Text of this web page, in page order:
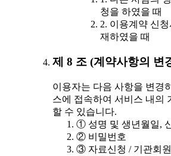
청을 하였을 때
2. 이용계약 신
재하였을 때
제 8 조 (계약사항의 변
이용자는 다음 사항을 변경
스에 접속하여 서비스 내의
할 수 있습니다.
① 성명 및 생년월일,
② 비밀번호
③ 자료신청 / 기관회